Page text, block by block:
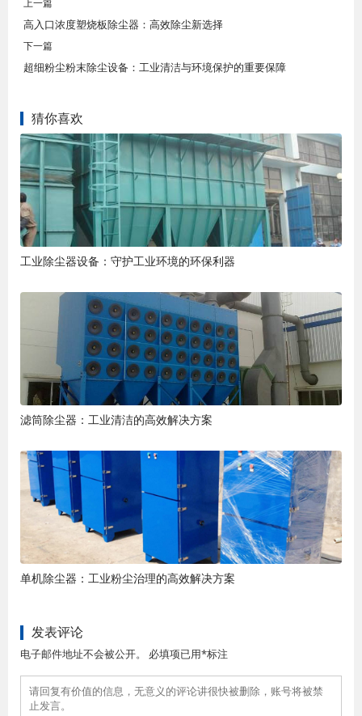
上一篇
高入口浓度塑烧板除尘器：高效除尘新选择
下一篇
超细粉尘粉末除尘设备：工业清洁与环境保护的重要保障
猜你喜欢
工业除尘器设备：守护工业环境的环保利器
滤筒除尘器：工业清洁的高效解决方案
单机除尘器：工业粉尘治理的高效解决方案
发表评论
电子邮件地址不会被公开。 必填项已用*标注